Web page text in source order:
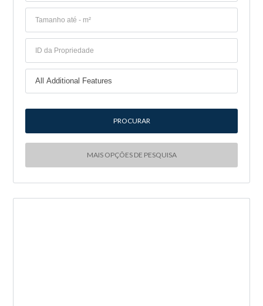
MAIS OPÇÕES DE PESQUISA